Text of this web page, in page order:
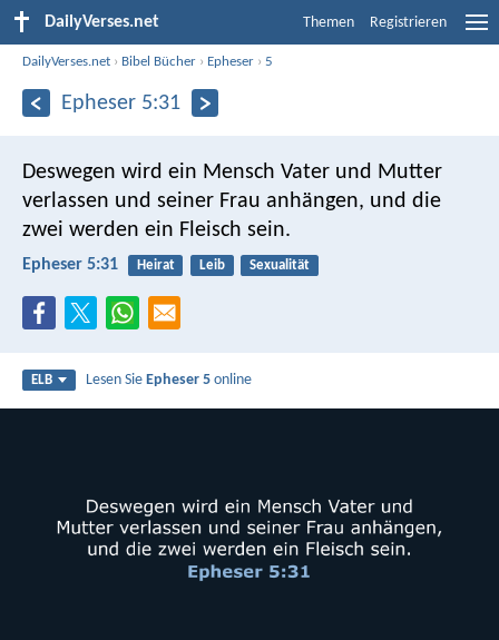
DailyVerses.net Themen Registrieren
DailyVerses.net › Bibel Bücher › Epheser ›5
Epheser 5:31
Deswegen wird ein Mensch Vater und Mutter
verlassen und seiner Frau anhängen, und die
zwei werden ein Fleisch sein.
Epheser 5:31 Heirat Leib Sexualität
ELB Lesen SieEpheser 5 online